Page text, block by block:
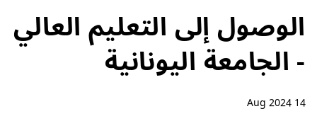
الوصول إلى التعليم العالي
- الجامعة اليونانية
14 Aug 2024